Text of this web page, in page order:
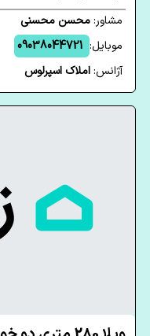
مشاور:محسن محسنی
موبایل: 09038044721
آژانس:املاک اسپرلوس